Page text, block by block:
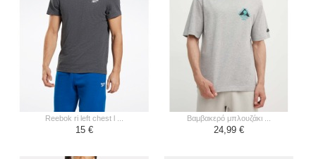
reebok ri left chest l ...
15 €
βαμβακερό μπλουζάκι ...
24,99 €